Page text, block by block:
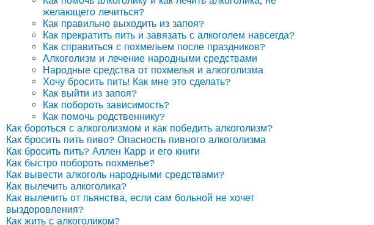
желающего лечиться?
Как правильно выходить из запоя?
Как прекратить пить и завязать с алкоголем навсегда?
Как справиться с похмельем после праздников?
Алкоголизм и лечение народными средствами
Народные средства от похмелья и алкоголизма
Хочу бросить пить! Как мне это сделать?
Как выйти из запоя?
Как побороть зависимость?
Как помочь родственнику?
Как бороться с алкоголизмом и как победить алкоголизм?
Как бросить пить пиво? Опасность пивного алкоголизма
Как бросить пить? Аллен Карр и его книги
Как быстро побороть похмелье?
Как вывести алкоголь народными средствами?
Как вылечить алкоголика?
Как вылечить от пьянства, если сам больной не хочет
выздоровления?
Как жить с алкоголиком?